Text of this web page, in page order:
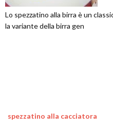
Lo spezzatino alla birra è un
la variante della birra gen
spezzatino alla cacciatora